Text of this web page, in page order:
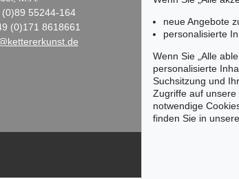
(0)89 55244-164
(0)171 8618661
neue Angebote
personalisierte
Wenn Sie „Alle
personalisierte
Suchsitzung und
Zugriffe auf
notwendige
finden Sie in